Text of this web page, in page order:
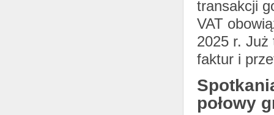
transakcji
VAT
2025 r. Już
faktur i
połowy